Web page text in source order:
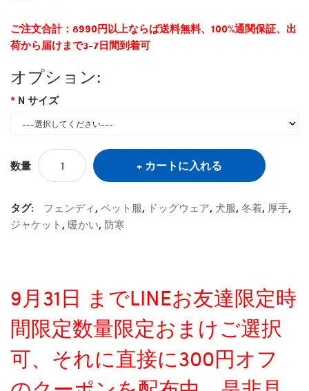
ご注文合計：8990円以上ならば送料無料、100%通関保証、出
荷から届けまで3-7日間到着可
オプション:
N サイズ
数量 カートに入れる
タグ: フェンディ, ペット服, ドッグウェア, 犬服, 冬着, 厚手,
ジャケット , 暖かい, 防寒
9月31日 までLINEお友達限定時
間限定数量限定おまけご選択
可、それに直接に300円オフ